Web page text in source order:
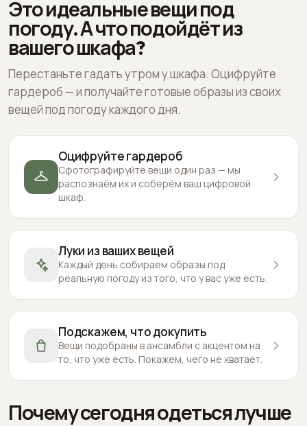
Это идеальные вещи под
погоду. А что подойдёт из
вашего шкафа?
Перестаньте гадать утром у шкафа. Оцифруйте
гардероб — и получайте готовые образы из своих
вещей под погоду каждого дня.
Оцифруйте гардероб
Сфотографируйте вещи один раз — мы
распознаём их и соберём ваш цифровой
шкаф.
Луки из ваших вещей
Каждый день собираем образы под
реальную погоду из того, что у вас уже есть.
Подскажем, что докупить
Вещи подобраны в ансамбли с акцентом на
то, что уже есть. Покажем, чего не хватает.
Почему сегодня одеться лучше